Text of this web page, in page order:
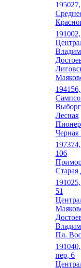
Лесная
Черная
106
Старая
51
Пл.
пер, 6